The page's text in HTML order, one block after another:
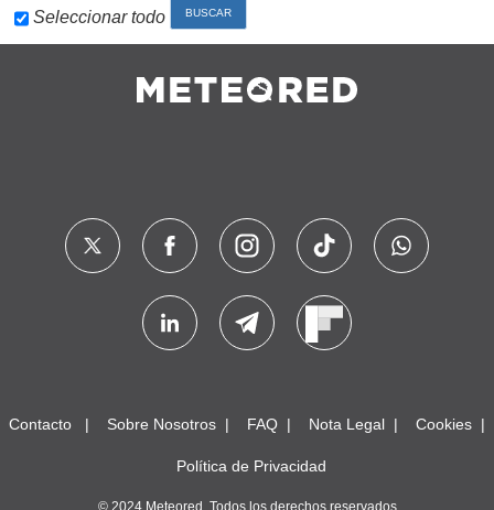
Seleccionar todo
Contacto Sobre Nosotros FAQ Nota Legal Cookies
Política de Privacidad
© 2024 Meteored. Todos los derechos reservados